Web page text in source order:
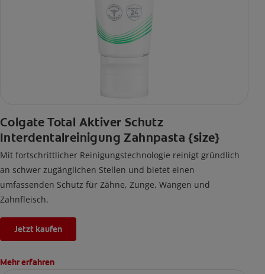
Colgate Total Aktiver Schutz
Interdentalreinigung Zahnpasta {size}
Mit fortschrittlicher Reinigungstechnologie reinigt gründlich
an schwer zugänglichen Stellen und bietet einen
umfassenden Schutz für Zähne, Zunge, Wangen und
Zahnfleisch.
Jetzt kaufen
Mehr erfahren